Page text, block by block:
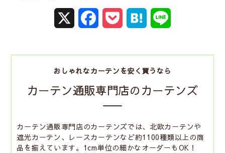
c
b
o
c
e
t
n
n
おしゃれなカーテンを安く買うなら
カーテン通販専門店のカーテンズ
カーテン通販専門店のカーテンズでは、北欧カーテンや
遮光カーテン、レースカーテンなど約1100種類以上の商
品を揃えています。1cm単位の細かなオーダーもOK！